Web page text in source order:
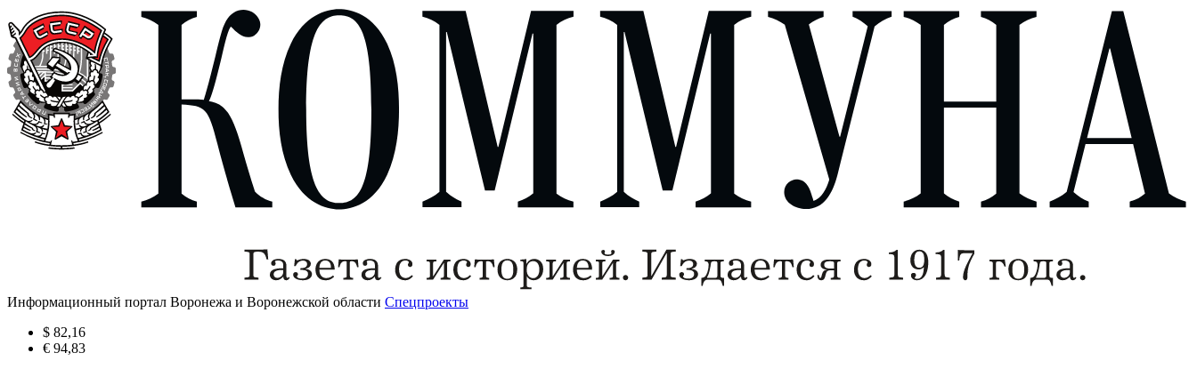
Информационный портал Воронежа и Воронежской области Спецпроекты
$ 82,16
€ 94,83